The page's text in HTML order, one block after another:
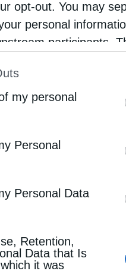
opt-out. You may
personal
participants.
that may further
my personal
Personal
Personal Data
Retention,
Data that Is
it was
της Shell
εταιρεία να επιδιώκει
η
National Gas Co.
της βενεζουελάνικης
δύο χωρών.
στην Τρινιντάντ,
τις εξαγωγές
Shell, στα ανοικτά